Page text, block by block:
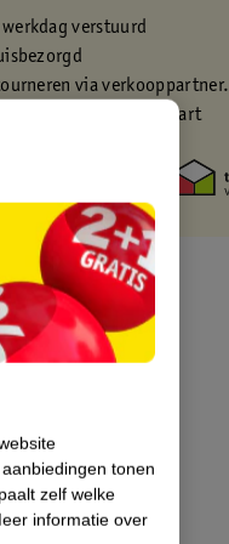
verstuurd
via verkooppartner.
met je Kruidvat kaart
tonen
zelf welke
informatie over